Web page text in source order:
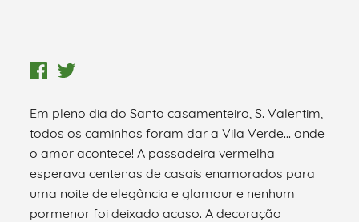
Em pleno dia do Santo casamenteiro, S. Valentim,
todos os caminhos foram dar a Vila Verde… onde
o amor acontece! A passadeira vermelha
esperava centenas de casais enamorados para
uma noite de elegância e glamour e nenhum
pormenor foi deixado acaso. A decoração